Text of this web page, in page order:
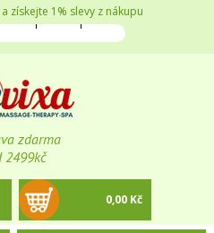
zdarma
2499kč
získejte 1% slevy z nákupu
0,00 Kč